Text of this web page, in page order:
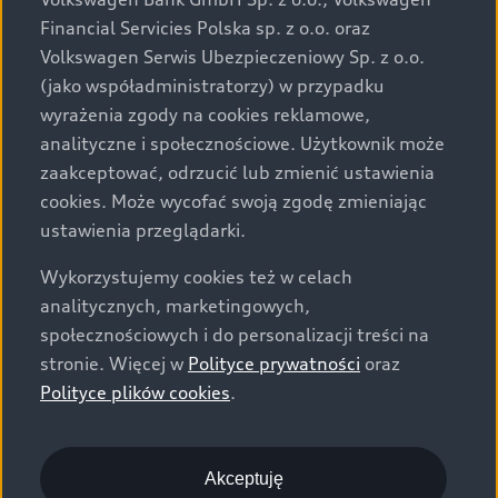
za dopłatą. Wiążące ustalenie ceny, wyposażenia i
specyfikacji pojazdu następują w umowie sprzedaży, a
określenie parametrów technicznych zawiera
świadectwo homologacji typu pojazdu. Zastrzegamy
sobie prawo do zmian i pomyłek. Wszelkie informacje
prezentowane na stronie są aktualne na dzień ich
zamieszczania. W celu uzyskania najnowszych
informacji prosimy kontaktować się z Partnerem Marki
Audi.
Wszystkie produkowane obecnie samochody marki Audi
są wykonywane z materiałów spełniających pod
względem możliwości odzysku i recyklingu wymagania
określone w normie ISO 22628 i są zgodne z
europejskimi świadectwami homologacji wydanymi wg
o.o. podlega obowiązkowi zapewnienia wszystkim
użytkownikom samochodów marki Volkswagen sieci
Financial Servicies Polska sp. z o.o. oraz
Volkswagen Serwis Ubezpieczeniowy Sp. z o.o.
(jako współadministratorzy) w przypadku
wyrażenia zgody na cookies reklamowe,
analityczne i społecznościowe. Użytkownik może
zaakceptować, odrzucić lub zmienić ustawienia
cookies. Może wycofać swoją zgodę zmieniając
ustawienia przeglądarki.
Wykorzystujemy cookies też w celach
analitycznych, marketingowych,
społecznościowych i do personalizacji treści na
stronie. Więcej w Polityce prywatności oraz
Polityce plików cookies.
Akceptuję